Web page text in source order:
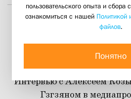
Отец Сергий
кандидат в
Интервью с Алексеем
Гзгзяном в
пользовательского опыта и сбора
ознакомиться с нашей Политикой
файлов.
Понятно